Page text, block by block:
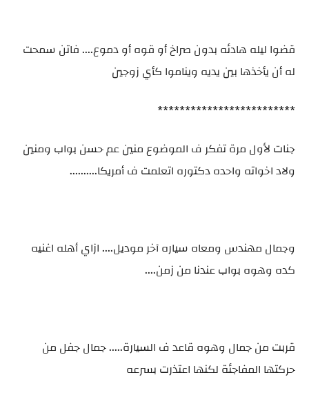
قضوا ليله هادئه بدون صراخ أو قوه أو دموع.... فاتن سمحت
له أن يأخذها بين يديه ويناموا كأي زوجين
*************************
جنات لأول مرة تفكر ف الموضوع منين عم حسن بواب ومنين
ولاد اخواته واحده دكتوره اتعلمت ف أمريكا..........
وجمال مهندس ومعاه سياره آخر موديل.... ازاي أهله اغنيه
كده وهوه بواب عندنا من زمن....
قربت من جمال وهوه قاعد ف السيارة..... جمال جفل من
حركتها المفاجئة لكنها اعتذرت بسرعه